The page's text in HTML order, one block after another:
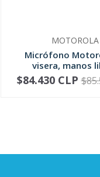
MOTOROLA
Micrófono
visera, manos
+
-$84.430 CLP